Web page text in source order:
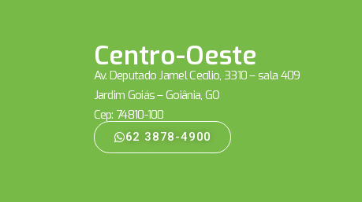
Centro-Oeste
Av. Deputado Jamel Cecílio, 3310 – sala 409
Jardim Goiás – Goiânia, GO
Cep: 74810-100
62 3878-4900